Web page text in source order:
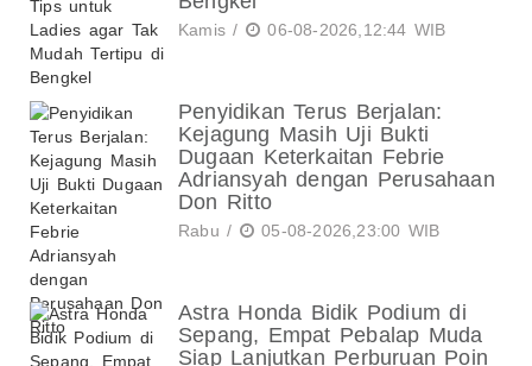
Kamis / 06-08-2026,12:44 WIB
Penyidikan Terus Berjalan:
Kejagung Masih Uji Bukti
Dugaan Keterkaitan Febrie
Adriansyah dengan Perusahaan
Don Ritto
Rabu / 05-08-2026,23:00 WIB
Astra Honda Bidik Podium di
Sepang, Empat Pebalap Muda
Siap Lanjutkan Perburuan Poin